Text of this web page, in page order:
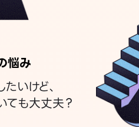
悩み
いけど、
ても大丈夫？